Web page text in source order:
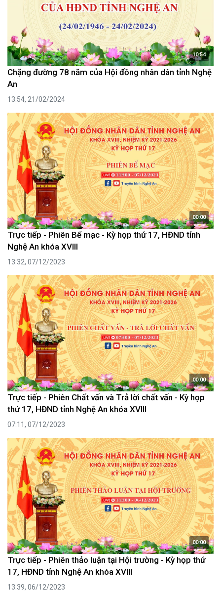
10:54
Chặng đường 78 năm của Hội đồng nhân dân tỉnh Nghệ
An
13:54, 21/02/2024
00:00
Trực tiếp - Phiên Bế mạc - Kỳ họp thứ 17, HĐND tỉnh
Nghệ An khóa XVIII
13:32, 07/12/2023
00:00
Trực tiếp - Phiên Chất vấn và Trả lời chất vấn - Kỳ họp
thứ 17, HĐND tỉnh Nghệ An khóa XVIII
07:11, 07/12/2023
00:00
Trực tiếp - Phiên thảo luận tại Hội trường - Kỳ họp thứ
17, HĐND tỉnh Nghệ An khóa XVIII
13:39, 06/12/2023